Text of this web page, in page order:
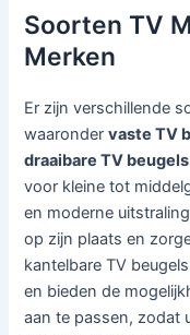
Soorten TV
Merken
Er zijn verschillende
waarondervaste TV
draaibare TV beugels
voor kleine tot
en moderne
op zijn plaats en
kantelbare TV
en bieden de
aan te passen, zodat